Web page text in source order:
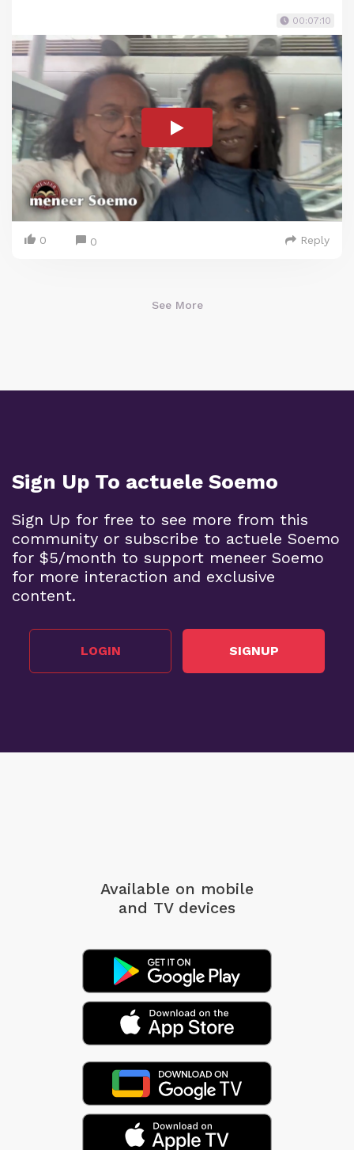
00:07:10
0 0 Reply
See More
Sign Up To actuele Soemo
Sign Up for free to see more from this
community or subscribe to actuele Soemo
for $5/month to support meneer Soemo
for more interaction and exclusive
content.
LOGIN SIGNUP
Available on mobile
and TV devices